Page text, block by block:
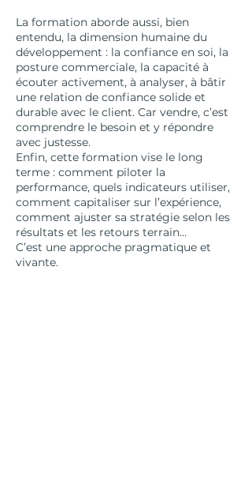
La formation aborde aussi, bien
entendu, la dimension humaine du
développement : la confiance en soi, la
posture commerciale, la capacité à
écouter activement, à analyser, à bâtir
une relation de confiance solide et
durable avec le client. Car vendre, c’est
comprendre le besoin et y répondre
avec justesse.
Enfin, cette formation vise le long
terme : comment piloter la
performance, quels indicateurs utiliser,
comment capitaliser sur l’expérience,
comment ajuster sa stratégie selon les
résultats et les retours terrain…
C’est une approche pragmatique et
vivante.